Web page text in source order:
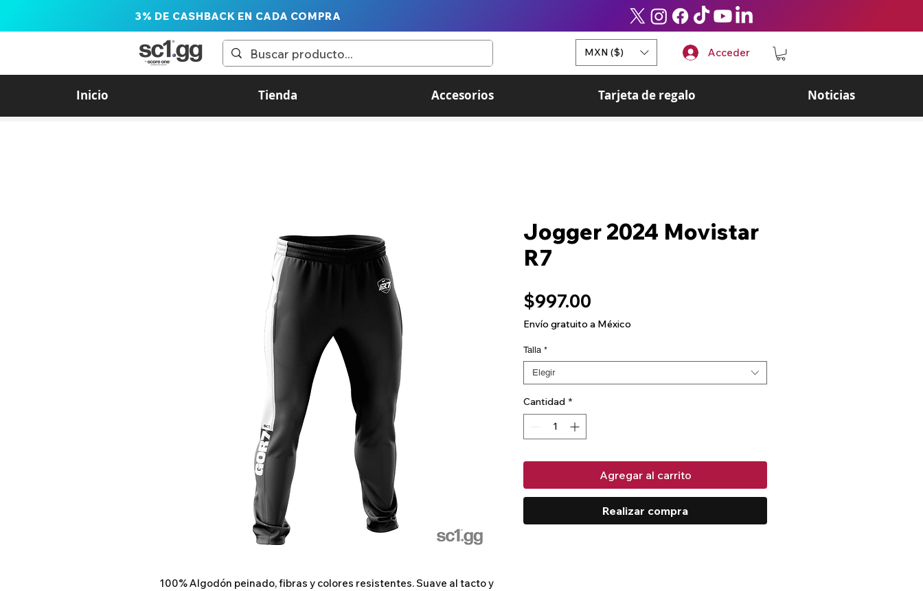
3% DE CASHBACK EN CADA COMPRA
MXN ($) Acceder
Inicio Tienda Accesorios Tarjeta de regalo Noticias
100% Algodón peinado, fibras y colores resistentes. Suave al tacto y
Jogger 2024 Movistar
R7
$997.00
Envío gratuito a México
Talla *
Elegir
Cantidad *
Agregar al carrito
Realizar compra